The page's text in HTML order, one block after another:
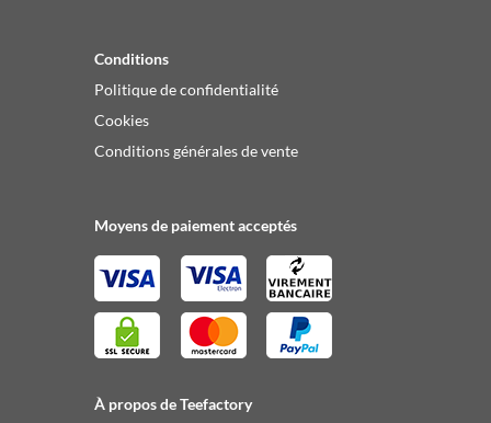
Conditions
Politique de confidentialité
Cookies
Conditions générales de vente
Moyens de paiement acceptés
À propos de Teefactory